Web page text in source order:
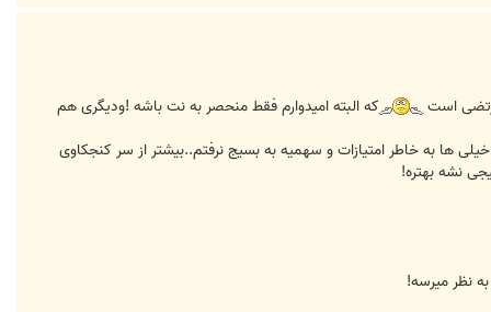
ا
که البته امیدوارم فقط منحصر به نت باشه !ودیگری هم
خیلی ها به خاطر امتیازات و سهمیه به بسیج نرفتم..بیشتر از سر کنجکاوی
نشه بهتره!